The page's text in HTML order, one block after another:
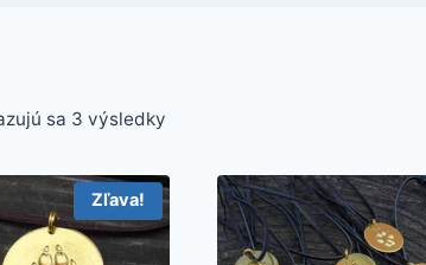
sa 3 výsledky
Zľava!